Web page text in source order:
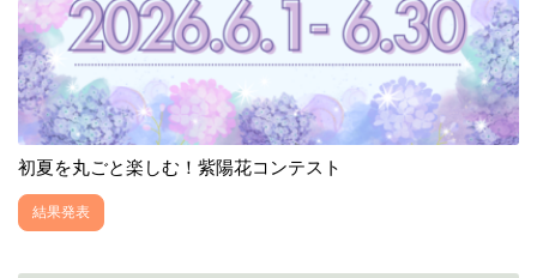
初夏を丸ごと楽しむ！紫陽花コンテスト
結果発表